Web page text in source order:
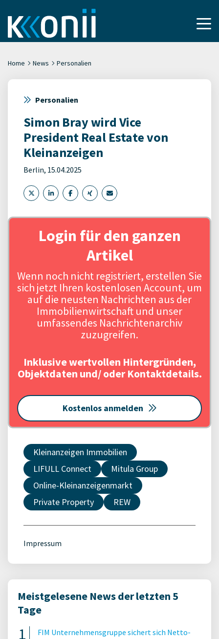
Home News Personalien
Personalien
Simon Bray wird Vice
President Real Estate von
Kleinanzeigen
Berlin, 15.04.2025
Login für den ganzen
Artikel
Wenn noch nicht registriert, erstellen Sie
sich jetzt Ihren kostenlosen Account, um
auf die neusten Nachrichten aus der
Immobilienwirtschaft und unser
umfassendes Nachrichtenarchiv
zuzugreifen.
Inklusive wertvollen Hintergründen,
Objektdaten und/ oder Kontaktdetails.
Kostenlos anmelden
Kleinanzeigen Immobilien
LIFULL Connect
Mitula Group
Online-Kleinanzeigenmarkt
Private Property
REW
Impressum
Meistgelesene News der letzten 5
Tage
FIM Unternehmensgruppe sichert sich Netto-